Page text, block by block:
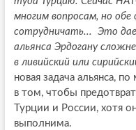
многим вопросам, но
сотрудничать... Это
альянса Эрдогану
в ливийский или
новая задача альянса,
в том, чтобы
Турции и России, хотя
выполнима.